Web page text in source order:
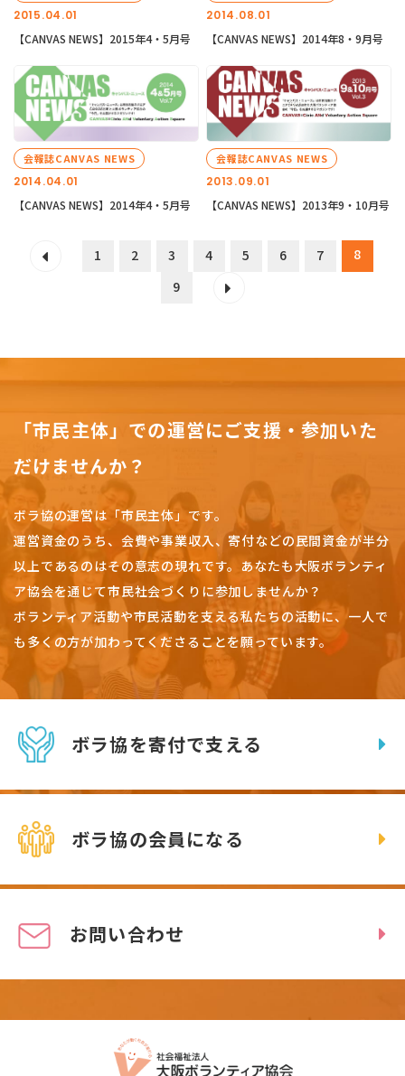
2015.04.01
【CANVAS NEWS】2015年4・5月号
2014.08.01
【CANVAS NEWS】2014年8・9月号
2014.04.01
会報誌CANVAS NEWS
【CANVAS NEWS】2014年4・5月号
2013.09.01
会報誌CANVAS NEWS
【CANVAS NEWS】2013年9・10月号
1 2 3 4 5 6 7
8
9
「市民主体」での運営にご支援・参加いた
だけませんか？
ボラ協の運営は「市民主体」です。
運営資金のうち、会費や事業収入、寄付などの民間資金が半分
以上であるのはその意志の現れです。 あなたも大阪ボランティ
ア協会を通じて市民社会づくりに参加しませんか？
ボランティア活動や市民活動を支える私たちの活動に、一人で
も多くの方が加わってくださることを願っています。
ボラ協を寄付で支える
ボラ協の会員になる
お問い合わせ